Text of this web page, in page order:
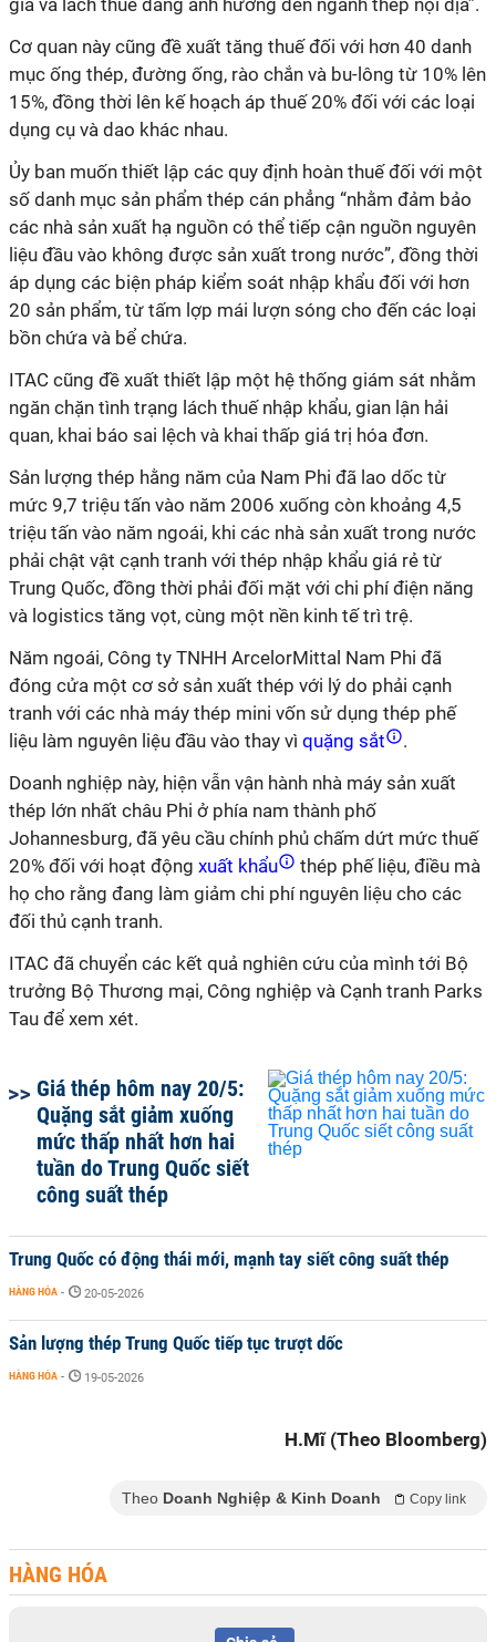
giá và lách thuế đang ảnh hưởng đến ngành thép nội địa”.
Cơ quan này cũng đề xuất tăng thuế đối với hơn 40 danh
mục ống thép, đường ống, rào chắn và bu-lông từ 10% lên
15%, đồng thời lên kế hoạch áp thuế 20% đối với các loại
dụng cụ và dao khác nhau.
Ủy ban muốn thiết lập các quy định hoàn thuế đối với một
số danh mục sản phẩm thép cán phẳng “nhằm đảm bảo
các nhà sản xuất hạ nguồn có thể tiếp cận nguồn nguyên
liệu đầu vào không được sản xuất trong nước”, đồng thời
áp dụng các biện pháp kiểm soát nhập khẩu đối với hơn
20 sản phẩm, từ tấm lợp mái lượn sóng cho đến các loại
bồn chứa và bể chứa.
ITAC cũng đề xuất thiết lập một hệ thống giám sát nhằm
ngăn chặn tình trạng lách thuế nhập khẩu, gian lận hải
quan, khai báo sai lệch và khai thấp giá trị hóa đơn.
Sản lượng thép hằng năm của Nam Phi đã lao dốc từ
mức 9,7 triệu tấn vào năm 2006 xuống còn khoảng 4,5
triệu tấn vào năm ngoái, khi các nhà sản xuất trong nước
phải chật vật cạnh tranh với thép nhập khẩu giá rẻ từ
Trung Quốc, đồng thời phải đối mặt với chi phí điện năng
và logistics tăng vọt, cùng một nền kinh tế trì trệ.
Năm ngoái, Công ty TNHH ArcelorMittal Nam Phi đã
đóng cửa một cơ sở sản xuất thép với lý do phải cạnh
tranh với các nhà máy thép mini vốn sử dụng thép phế
liệu làm nguyên liệu đầu vào thay vì quặng sắt
.
Doanh nghiệp này, hiện vẫn vận hành nhà máy sản xuất
thép lớn nhất châu Phi ở phía nam thành phố
Johannesburg, đã yêu cầu chính phủ chấm dứt mức thuế
20% đối với hoạt động xuất khẩu
thép phế liệu, điều mà
họ cho rằng đang làm giảm chi phí nguyên liệu cho các
đối thủ cạnh tranh.
ITAC đã chuyển các kết quả nghiên cứu của mình tới Bộ
trưởng Bộ Thương mại, Công nghiệp và Cạnh tranh Parks
Tau để xem xét.
Giá thép hôm nay 20/5:
Quặng sắt giảm xuống
mức thấp nhất hơn hai
tuần do Trung Quốc siết
công suất thép
Trung Quốc có động thái mới, mạnh tay siết công suất thép
HÀNG HÓA - 20-05-2026
Sản lượng thép Trung Quốc tiếp tục trượt dốc
HÀNG HÓA - 19-05-2026
H.Mĩ (Theo Bloomberg)
Theo Doanh Nghiệp & Kinh Doanh Copy link
HÀNG HÓA